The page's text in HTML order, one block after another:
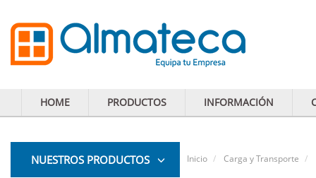
HOME PRODUCTOS INFORMACIÓN
NUESTROS PRODUCTOS Inicio Carga y Transporte